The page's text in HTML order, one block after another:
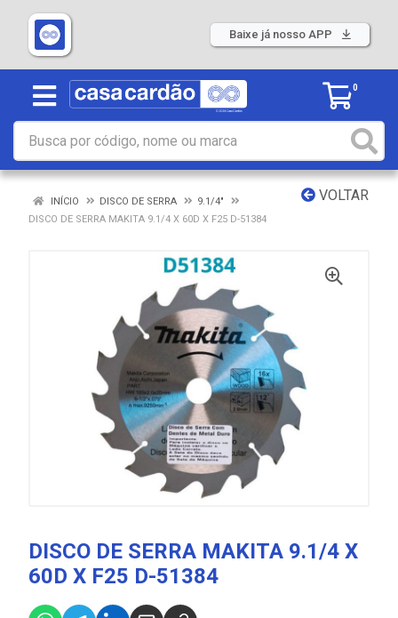
Baixe já nosso APP
0
VOLTAR
INÍCIO DISCO DE SERRA
9.1/4"
DISCO DE SERRA MAKITA 9.1/4 X 60D X F25 D-51384
DISCO DE SERRA MAKITA 9.1/4 X
60D X F25 D-51384